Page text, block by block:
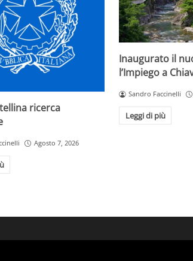
ricerca
Agosto 7, 2026
Inaugurato il
l’Impiego a
Sandro Faccinelli
Leggi di più